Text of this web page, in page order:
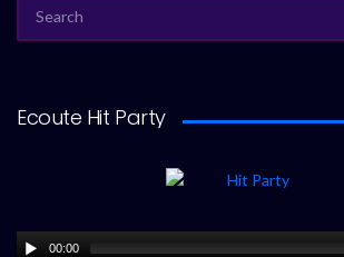
FOR:
Ecoute Hit Party
00:00